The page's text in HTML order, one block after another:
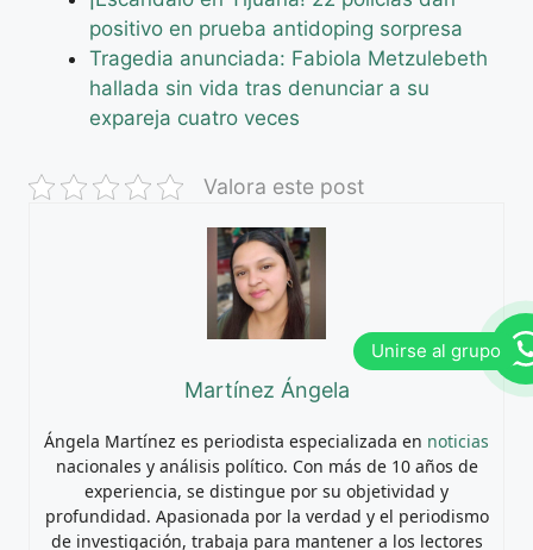
positivo en prueba antidoping sorpresa
Tragedia anunciada: Fabiola Metzulebeth
hallada sin vida tras denunciar a su
expareja cuatro veces
Valora este post
Martínez Ángela
Ángela Martínez es periodista especializada en noticias
nacionales y análisis político. Con más de 10 años de
experiencia, se distingue por su objetividad y
profundidad. Apasionada por la verdad y el periodismo
de investigación, trabaja para mantener a los lectores